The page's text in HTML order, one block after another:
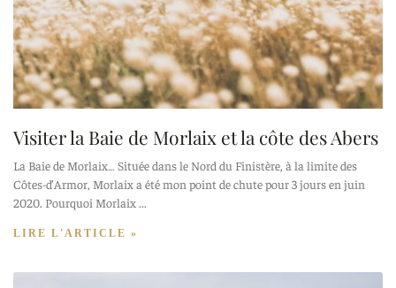
Visiter la Baie de Morlaix et la côte des Abers
La Baie de Morlaix… Située dans le Nord du Finistère, à la limite des
Côtes-d’Armor, Morlaix a été mon point de chute pour 3 jours en juin
2020. Pourquoi Morlaix
LIRE L'ARTICLE »